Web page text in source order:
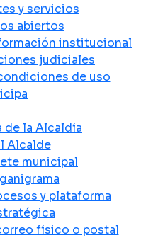
y servicios
abiertos
institucional
judiciales
de uso
de la Alcaldía
Alcalde
municipal
y plataforma
físico o postal